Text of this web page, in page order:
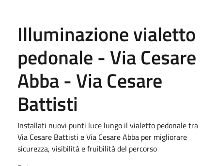
Illuminazione vialetto
pedonale - Via Cesare
Abba - Via Cesare
Battisti
Installati nuovi punti luce lungo il vialetto pedonale tra
Via Cesare Battisti e Via Cesare Abba per migliorare
sicurezza, visibilità e fruibilità del percorso